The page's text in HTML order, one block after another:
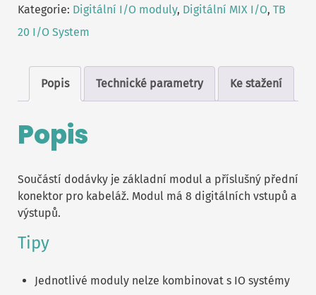
Kategorie: Digitální I/O moduly, Digitální MIX I/O, TB
20 I/O System
Popis Technické parametry Ke stažení
Popis
Součástí dodávky je základní modul a příslušný přední
konektor pro kabeláž. Modul má 8 digitálních vstupů a
výstupů.
Tipy
Jednotlivé moduly nelze kombinovat s IO systémy